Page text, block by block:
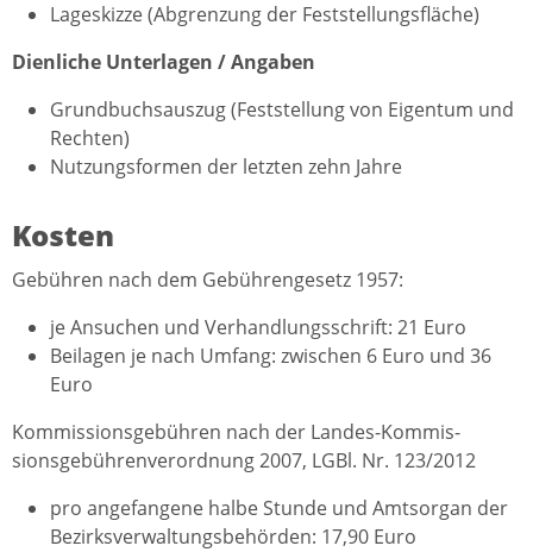
Lageskizze (Abgrenzung der Feststellungsfläche)
Dienliche Unterlagen / Angaben
Grundbuchsauszug (Feststellung von Eigentum und
Rechten)
Nutzungsformen der letzten zehn Jahre
Kosten
Gebühren nach dem Gebührengesetz 1957:
je Ansuchen und Verhandlungsschrift: 21 Euro
Beilagen je nach Umfang: zwischen 6 Euro und 36
Euro
Kommissionsgebühren nach der Landes-Kommis­
sionsgebühren­ver­ord­nung 2007, LGBl. Nr. 123/2012
pro angefangene halbe Stunde und Amtsorgan der
Bezirksverwaltungsbehörden: 17,90 Euro